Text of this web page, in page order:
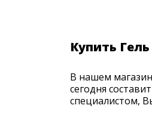
Купить
В нашем
сегодня
специалистом,